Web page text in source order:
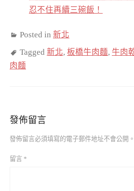
忍不住再續三碗飯！
Posted in 新北
Tagged 新北, 板橋牛肉麵, 牛肉
肉麵
發佈留言
發佈留言必須填寫的電子郵件地址不會公開。
留言 *